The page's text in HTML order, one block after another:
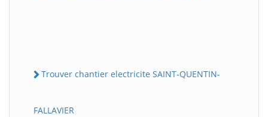
Trouver chantier electricite SAINT-QUENTIN-
FALLAVIER